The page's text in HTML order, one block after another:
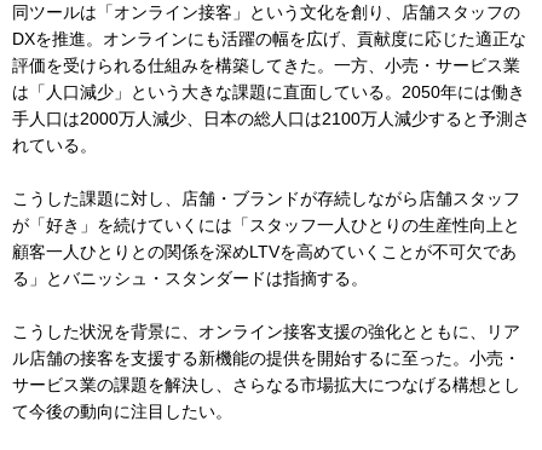
同ツールは「オンライン接客」という文化を創り、店舗スタッフの
DXを推進。オンラインにも活躍の幅を広げ、貢献度に応じた適正な
評価を受けられる仕組みを構築してきた。一方、小売・サービス業
は「人口減少」という大きな課題に直面している。2050年には働き
手人口は2000万人減少、日本の総人口は2100万人減少すると予測さ
れている。
こうした課題に対し、店舗・ブランドが存続しながら店舗スタッフ
が「好き」を続けていくには「スタッフ一人ひとりの生産性向上と
顧客一人ひとりとの関係を深めLTVを高めていくことが不可欠であ
る」とバニッシュ・スタンダードは指摘する。
こうした状況を背景に、オンライン接客支援の強化とともに、リア
ル店舗の接客を支援する新機能の提供を開始するに至った。小売・
サービス業の課題を解決し、さらなる市場拡大につなげる構想とし
て今後の動向に注目したい。